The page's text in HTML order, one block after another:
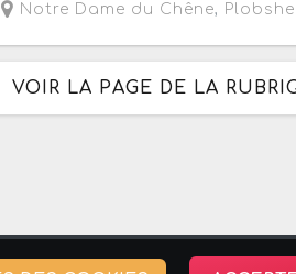
Notre Dame du Chêne,
VOIR LA PAGE DE LA